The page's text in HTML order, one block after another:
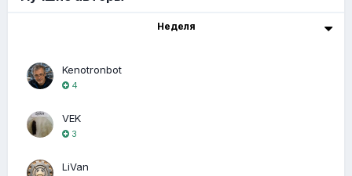
Неделя
Kenotronbot
4
VEK
3
LiVan